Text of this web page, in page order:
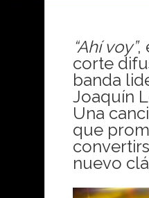
“Ahí voy”,
corte
banda
Joaquín
Una
que
nuevo